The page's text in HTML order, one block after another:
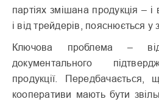
партіях змішана продукція – і
і від трейдерів, пояснюється у
Ключова проблема –
документального
продукції. Передбачається,
кооперативи мають бути